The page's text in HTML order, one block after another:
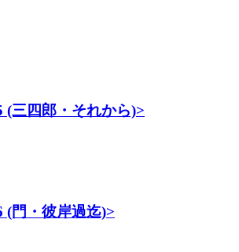
(三四郎・それから)>
(門・彼岸過迄)>